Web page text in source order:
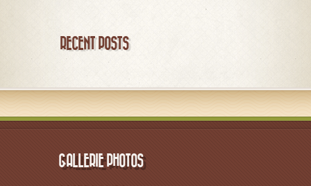
RECENT POSTS
GALLERIE PHOTOS